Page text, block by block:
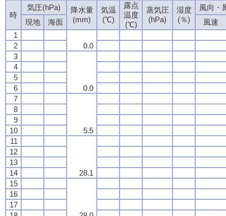
時
気圧(hPa)
降水量
(mm)
気温
(℃)
露点
温度
(℃)
蒸気圧
(hPa)
湿度
(％)
風向・
現地
海面
風速
1
0.0
2
3
0.0
4
5
6
7
5.5
8
9
10
11
28.1
12
13
14
15
16
17